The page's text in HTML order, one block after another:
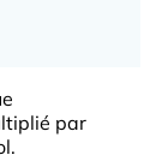
par